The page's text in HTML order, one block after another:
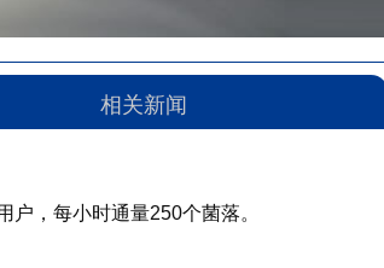
相关新闻
，每小时通量250个菌落。